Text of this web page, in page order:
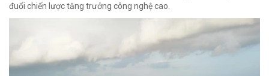
đuổi chiến lược tăng trưởng công nghệ cao.